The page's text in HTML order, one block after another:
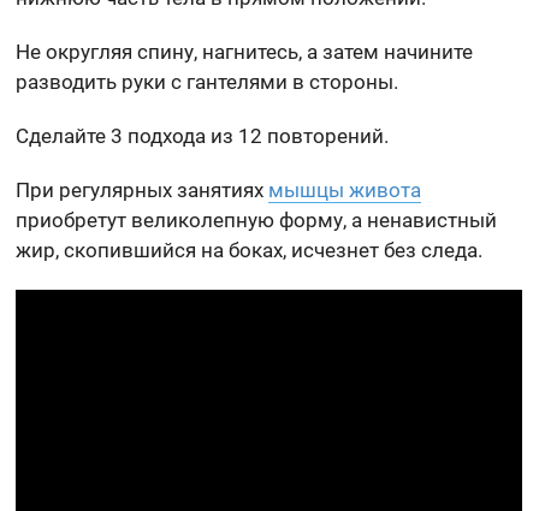
Не округляя спину, нагнитесь, а затем начините
разводить руки с гантелями в стороны.
Сделайте 3 подхода из 12 повторений.
При регулярных занятиях мышцы живота
приобретут великолепную форму, а ненавистный
жир, скопившийся на боках, исчезнет без следа.